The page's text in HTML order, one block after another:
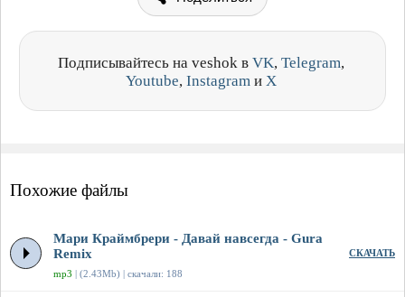
Подписывайтесь на veshok в VK, Telegram,
Youtube, Instagram и X
Похожие файлы
Мари Краймбрери - Давай навсегда - Gura
Remix
mp3 | (2.43Mb) | скачали: 188
СКАЧАТЬ